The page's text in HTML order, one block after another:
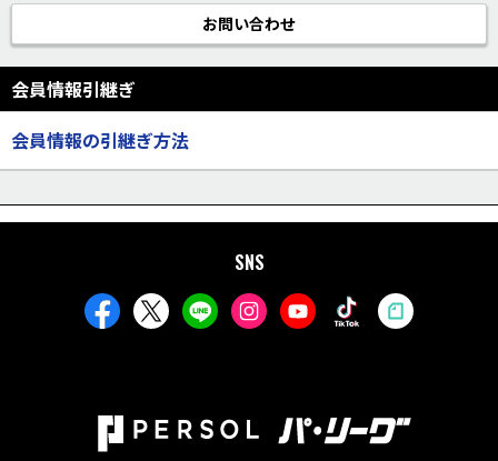
お問い合わせ
会員情報引継ぎ
会員情報の引継ぎ方法
SNS